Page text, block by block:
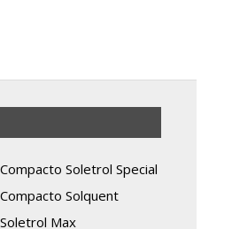
Soletrol Special
Solquent
Max